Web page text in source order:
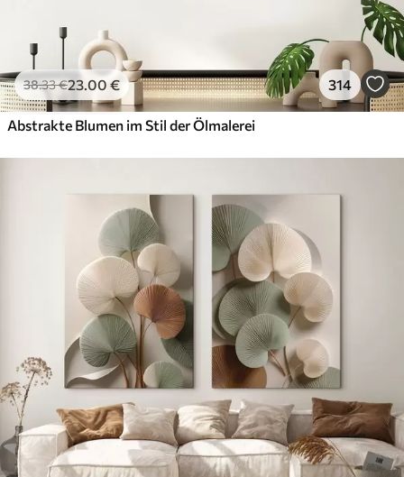
38.33€23.00 € 314
Abstrakte Blumen im Stil der Ölmalerei